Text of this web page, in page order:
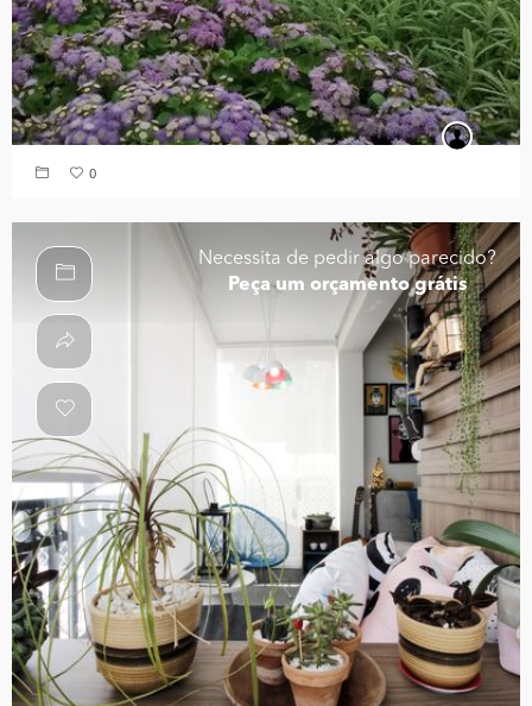
0
Necessita de pedir algo parecido?
Peça um orçamento grátis